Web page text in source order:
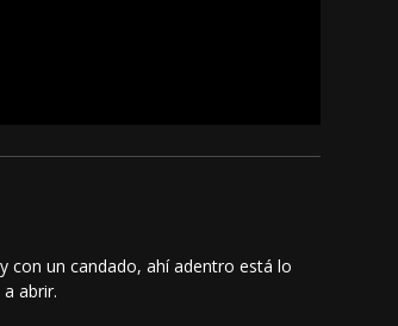
con un candado, ahí adentro está lo
abrir.